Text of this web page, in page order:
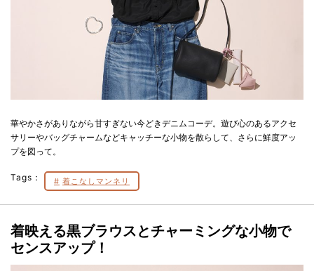
華やかさがありながら甘すぎない今どきデニムコーデ。遊び心のあるアクセ
サリーやバッグチャームなどキャッチーな小物を散らして、さらに鮮度アッ
プを図って。
Tags： 着こなしマンネリ
着映える黒ブラウスとチャーミングな小物で
センスアップ！